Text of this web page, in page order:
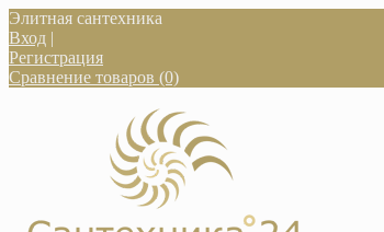
Элитная сантехника
Вход |
Регистрация
Сравнение товаров (0)